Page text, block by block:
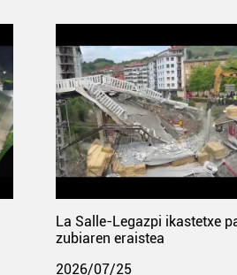
La Salle-Legazpi ikastetxe
zubiaren eraistea
2026/07/25